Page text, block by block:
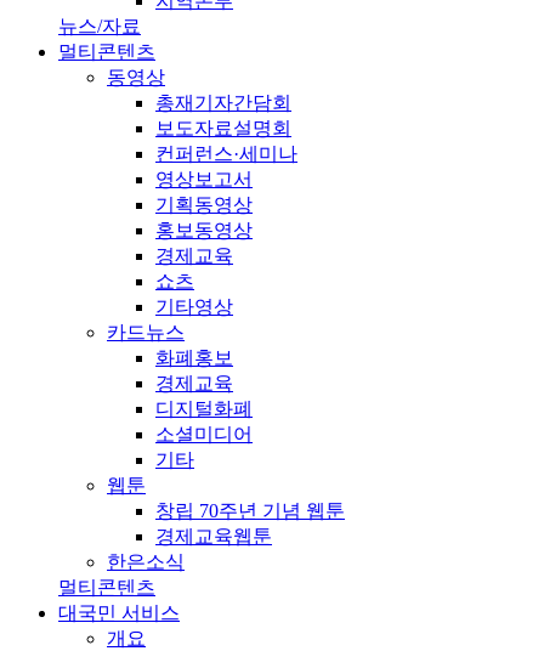
뉴스/자료
멀티콘텐츠
동영상
총재기자간담회
보도자료설명회
컨퍼런스·세미나
영상보고서
기획동영상
홍보동영상
경제교육
쇼츠
기타영상
카드뉴스
화폐홍보
경제교육
디지털화폐
소셜미디어
기타
웹툰
창립 70주년 기념 웹툰
경제교육웹툰
한은소식
멀티콘텐츠
대국민 서비스
개요